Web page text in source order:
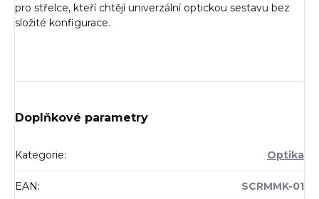
pro střelce, kteří chtějí univerzální optickou sestavu bez
složité konfigurace.
Doplňkové parametry
Kategorie: Optika
EAN: SCRMMK-01